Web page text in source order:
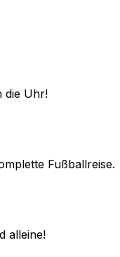
die Uhr!
Fußballreise.
alleine!